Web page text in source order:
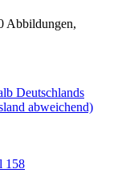
Abbildungen,
Deutschlands
abweichend)